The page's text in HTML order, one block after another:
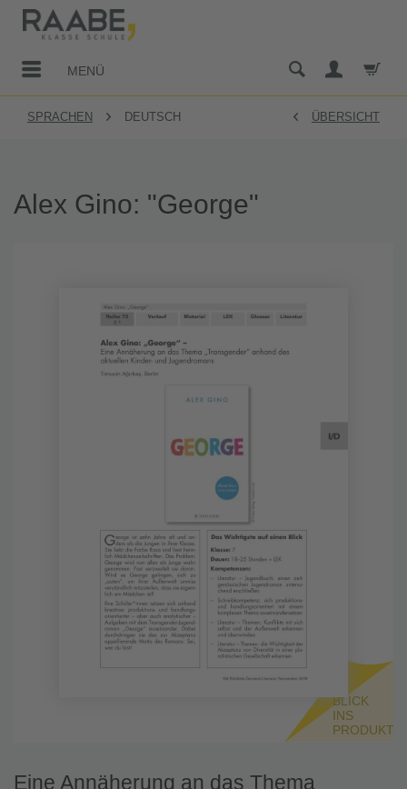
MENÜ
SPRACHEN DEUTSCH ÜBERSICHT
Alex Gino: "George"
BLICK
INS
PRODUKT
Eine Annäherung an das Thema